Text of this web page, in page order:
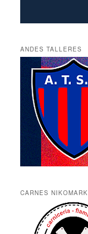
ANDES TALLERES
CARNES NIKOMARK